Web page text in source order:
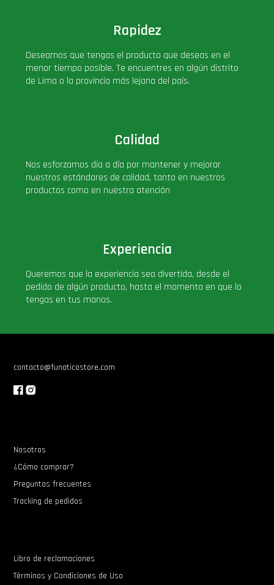
Rapidez
Deseamos que tengas el producto que deseas en el
menor tiempo posible. Te encuentres en algún distrito
de Lima o la provincia más lejana del país.
Calidad
Nos esforzamos día a día por mantener y mejorar
nuestros estándares de calidad, tanto en nuestros
productos como en nuestra atención
Experiencia
Queremos que la experiencia sea divertida, desde el
pedido de algún producto, hasta el momento en que lo
tengas en tus manos.
contacto@funaticostore.com
Nosotros
¿Cómo comprar?
Preguntas frecuentes
Tracking de pedidos
Libro de reclamaciones
Términos y Condiciones de Uso